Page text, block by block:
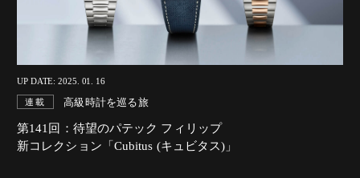
UP DATE: 2025. 01. 16
連載 高級時計を巡る旅
第141回：待望のパテック フィリップ
新コレクション「Cubitus (キュビタス)」